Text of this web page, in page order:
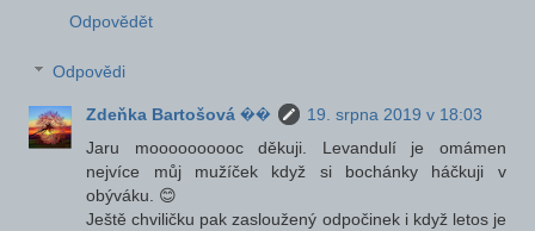
Odpovědět
Odpovědi
Zdeňka Bartošová ��
19. srpna 2019 v 18:03
Jaru moooooooooc děkuji. Levandulí je omámen
nejvíce můj mužíček když si bochánky háčkuji v
obýváku. 😊
Ještě chviličku pak zasloužený odpočinek i když letos je